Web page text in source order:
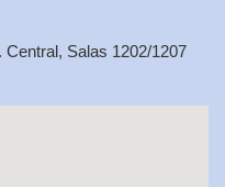
Salas 1202/1207